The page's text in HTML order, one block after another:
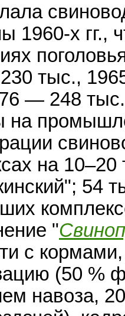
1960‑х гг.,
тыс.,
— 248
на
на
54
"
с
(50 %
навоза,